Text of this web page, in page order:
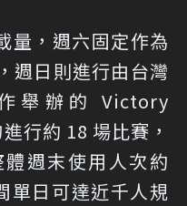
量，週六固定作為
週日則進行由台灣
舉辦的 Victory
行約 18 場比賽，
週末使用人次約
單日可達近千人規